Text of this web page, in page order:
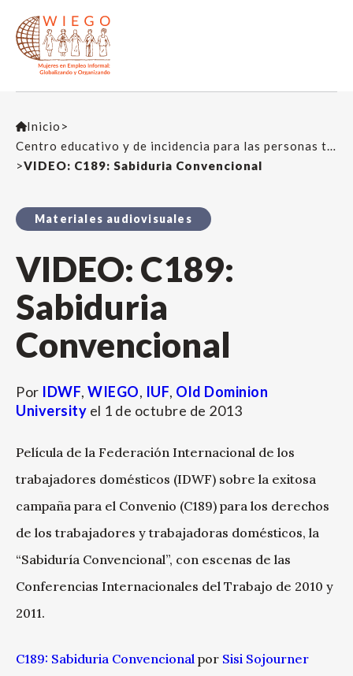
Inicio >
Centro educativo y de incidencia para las personas trabajadoras
>VIDEO: C189: Sabiduria Convencional
Materiales audiovisuales
VIDEO: C189:
Sabiduria
Convencional
Por IDWF, WIEGO, IUF, Old Dominion
University el 1 de octubre de 2013
Película de la Federación Internacional de los
trabajadores domésticos (IDWF) sobre la exitosa
campaña para el Convenio (C189) para los derechos
de los trabajadores y trabajadoras domésticos, la
“Sabiduría Convencional”, con escenas de las
Conferencias Internacionales del Trabajo de 2010 y
2011.
C189: Sabiduria Convencional por Sisi Sojourner